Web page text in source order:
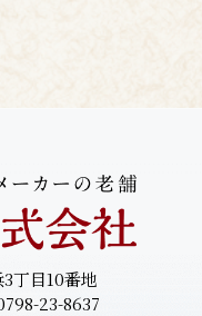
丁目10番地
23-8637